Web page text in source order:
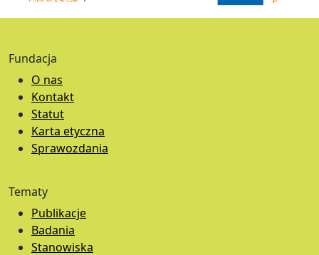
Fundacja
O nas
Kontakt
Statut
Karta etyczna
Sprawozdania
Tematy
Publikacje
Badania
Stanowiska